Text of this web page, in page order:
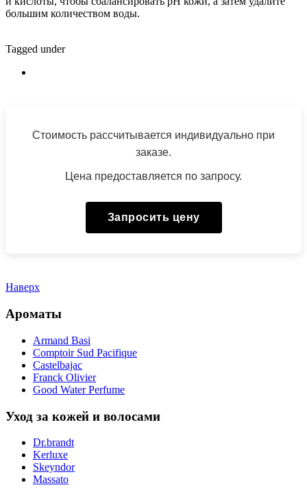
большим количеством воды.
Tagged under
Стоимость рассчитывается индивидуально при
заказе.
Цена предоставляется по запросу.
Запросить цену
Наверх
Ароматы
Armand Basi
Comptoir Sud Pacifique
Castelbajac
Franck Olivier
Good Water Perfume
Уход за кожей и волосами
Dr.brandt
Kerluxe
Skeyndor
Massato